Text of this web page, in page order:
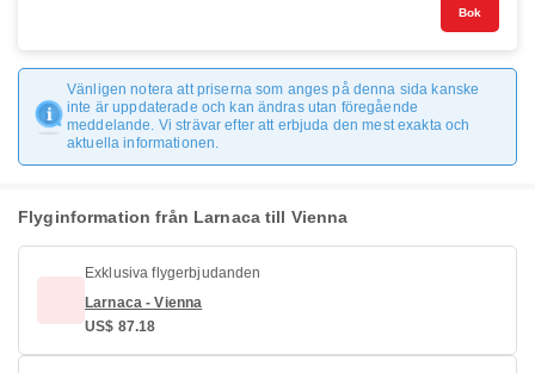
Bok
Vänligen notera att priserna som anges på denna sida kanske
inte är uppdaterade och kan ändras utan föregående
meddelande. Vi strävar efter att erbjuda den mest exakta och
aktuella informationen.
Flyginformation från Larnaca till Vienna
Exklusiva flygerbjudanden
Larnaca - Vienna
US$ 87.18